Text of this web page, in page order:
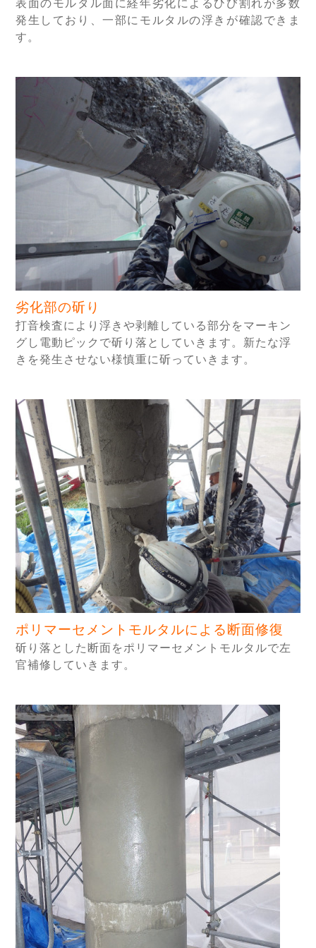
表面のモルタル面に経年劣化によるひび割れが多数
発生しており、一部にモルタルの浮きが確認できま
す。
劣化部の斫り
打音検査により浮きや剥離している部分をマーキン
グし電動ピックで斫り落としていきます。新たな浮
きを発生させない様慎重に斫っていきます。
ポリマーセメントモルタルによる断面修復
斫り落とした断面をポリマーセメントモルタルで左
官補修していきます。